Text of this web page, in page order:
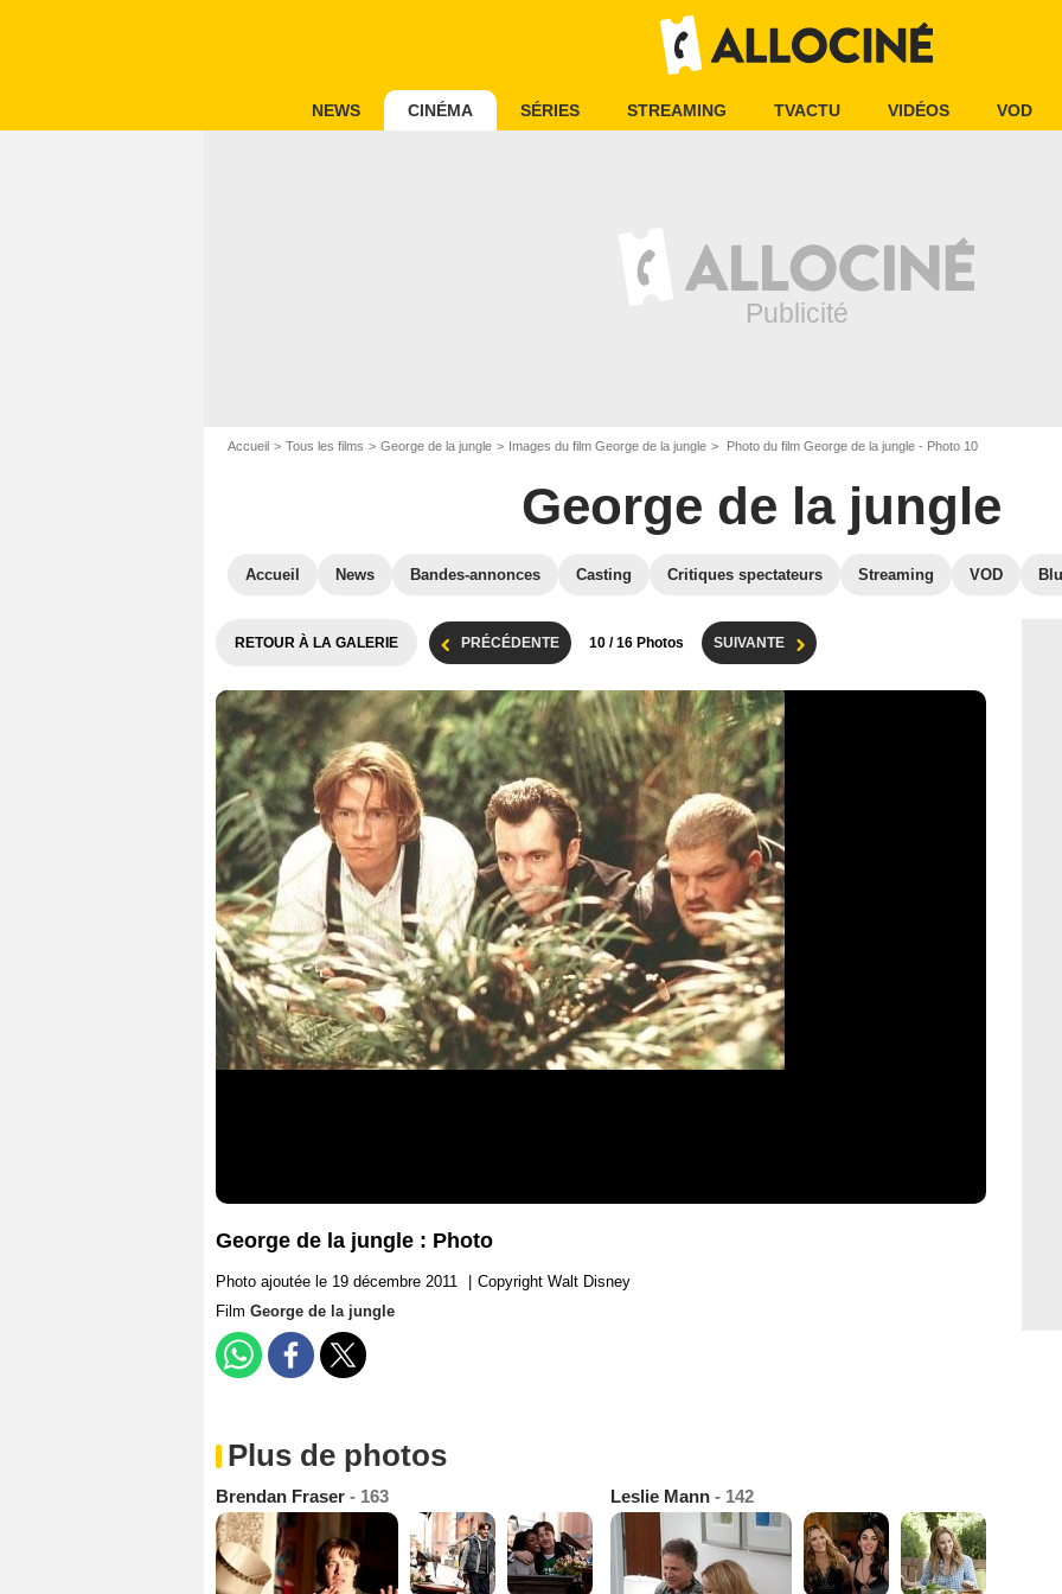
NEWS CINÉMA SÉRIES STREAMING TVACTU VIDÉOS VOD
Accueil Tous les films George de la jungle Images du film George de la jungle Photo du film George de la jungle - Photo 10
George de la jungle
Accueil News Bandes-annonces Casting Critiques spectateurs Streaming VOD
RETOUR À LA GALERIE PRÉCÉDENTE 10 / 16 Photos SUIVANTE
George de la jungle : Photo
Photo ajoutée le 19 décembre 2011
Copyright Walt Disney
Film George de la jungle
Plus de photos
Brendan Fraser - 163 Leslie Mann - 142